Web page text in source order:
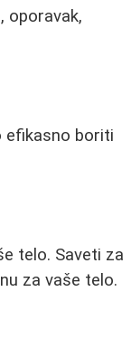
oporavak,
efikasno boriti
telo. Saveti za
za vaše telo.